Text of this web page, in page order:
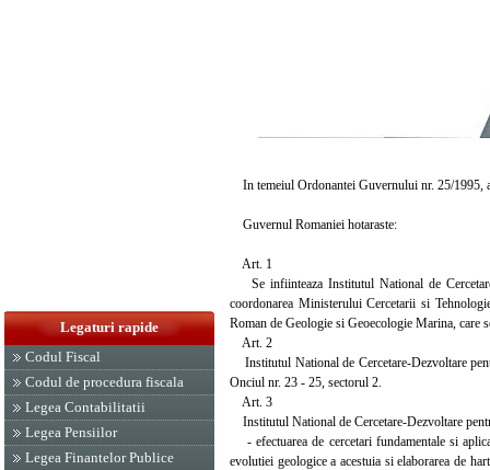
Legaturi rapide
Codul Fiscal
Codul de procedura fiscala
Legea Contabilitatii
Legea Pensiilor
Legea Finantelor Publice
In temeiul Ordonantei Guvernului nr. 25/1995,
Guvernul Romaniei hotaraste:
Art. 1
Se infiinteaza Institutul National de
coordonarea Ministerului Cercetarii si
Roman de Geologie si Geoecologie Marina, care
Art. 2
Institutul National de Cercetare-Dezvoltare
Onciul nr. 23 - 25, sectorul 2.
Art. 3
Institutul National de Cercetare-Dezvoltare
- efectuarea de cercetari fundamentale si
evolutiei geologice a acestuia si elaborarea de